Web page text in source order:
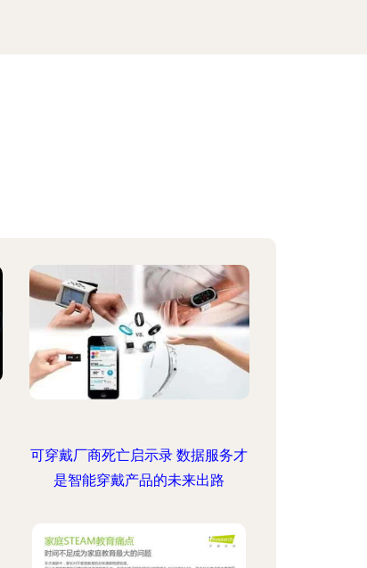
可穿戴厂商死亡启示录 数据服务才
是智能穿戴产品的未来出路